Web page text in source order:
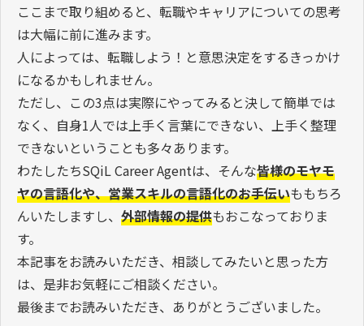
ここまで取り組めると、転職やキャリアについての思考
は大幅に前に進みます。
人によっては、転職しよう！と意思決定をするきっかけ
になるかもしれません。
ただし、この3点は実際にやってみると決して簡単では
なく、自身1人では上手く言葉にできない、上手く整理
できないということも多々あります。
わたしたちSQiL Career Agentは、そんな皆様のモヤモ
ヤの言語化や、営業スキルの言語化のお手伝いももちろ
んいたしますし、 外部情報の提供もおこなっておりま
す。
本記事をお読みいただき、相談してみたいと思った方
は、是非お気軽にご相談ください。
最後までお読みいただき、ありがとうございました。